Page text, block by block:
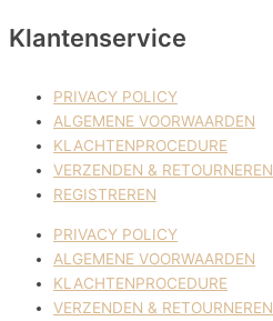
Klantenservice
PRIVACY POLICY
ALGEMENE VOORWAARDEN
KLACHTENPROCEDURE
VERZENDEN & RETOURNEREN
REGISTREREN
PRIVACY POLICY
ALGEMENE VOORWAARDEN
KLACHTENPROCEDURE
VERZENDEN & RETOURNEREN